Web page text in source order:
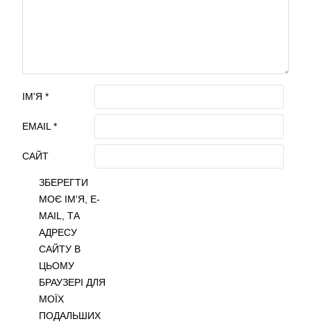
ІМ'Я *
EMAIL *
САЙТ
ЗБЕРЕГТИ
МОЄ ІМ'Я, E-
MAIL, ТА
АДРЕСУ
САЙТУ В
ЦЬОМУ
БРАУЗЕРІ ДЛЯ
МОЇХ
ПОДАЛЬШИХ